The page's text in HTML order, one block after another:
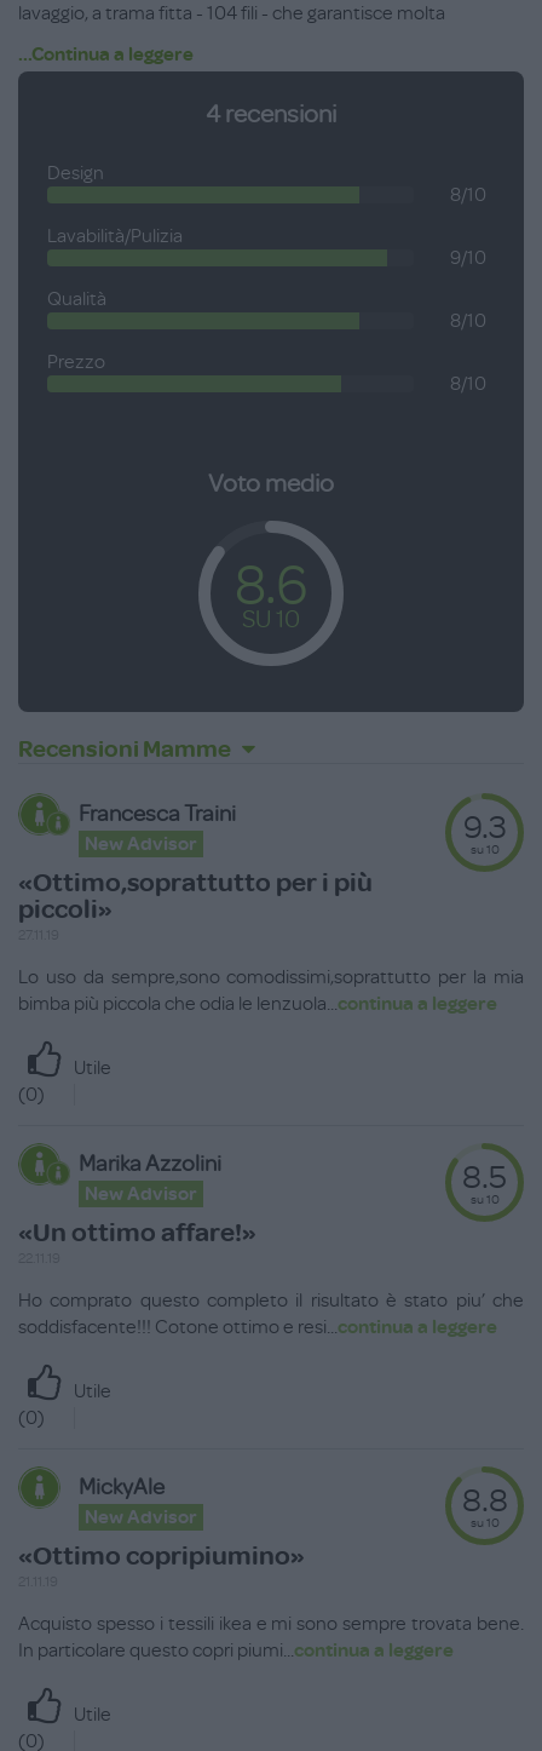
lavaggio, a trama fitta - 104 fili - che garantisce molta
resistenza al tessuto. Lavabile in lavatrice a 60°C. Misure:
150x200, federa 50x80 cm.
...Continua a leggere
4 recensioni
Design
8/10
Lavabilità/Pulizia
9/10
Qualità
8/10
Prezzo
8/10
Voto medio
8.6
SU 10
Recensioni Mamme
Francesca Traini
New Advisor
«Ottimo,soprattutto per i più
piccoli»
9.3
su 10
Lo uso da sempre,sono comodissimi,soprattutto per la mia
bimba più piccola che odia le lenzuola...continua a leggere
Utile
(0)
Marika Azzolini
New Advisor
«Un ottimo affare!»
8.5
su 10
Ho comprato questo completo il risultato è stato piu’ che
soddisfacente!!! Cotone ottimo e resi...continua a leggere
Utile
(0)
MickyAle
New Advisor
«Ottimo copripiumino»
8.8
su 10
Acquisto spesso i tessili ikea e mi sono sempre trovata bene.
In particolare questo copri piumi...continua a leggere
Utile
(0)